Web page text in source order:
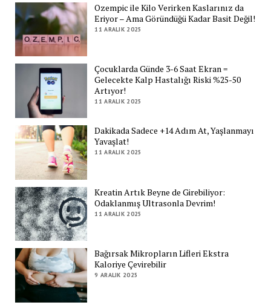
Ozempic ile Kilo Verirken Kaslarınız da
Eriyor – Ama Göründüğü Kadar Basit Değil!
11 ARALIK 2025
Çocuklarda Günde 3-6 Saat Ekran =
Gelecekte Kalp Hastalığı Riski %25-50
Artıyor!
11 ARALIK 2025
Dakikada Sadece +14 Adım At, Yaşlanmayı
Yavaşlat!
11 ARALIK 2025
Kreatin Artık Beyne de Girebiliyor:
Odaklanmış Ultrasonla Devrim!
11 ARALIK 2025
Bağırsak Mikropların Lifleri Ekstra
Kaloriye Çevirebilir
9 ARALIK 2025